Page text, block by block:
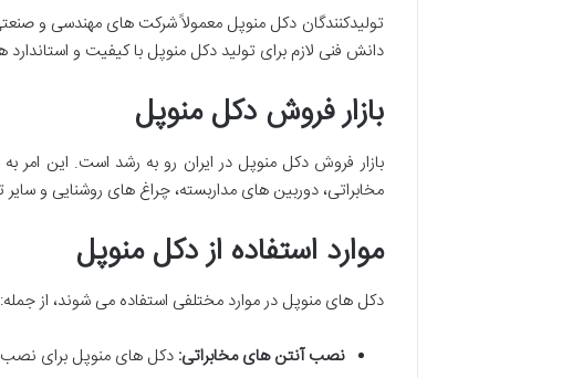
تولیدکنندگان دکل منوپل معمولاً شرکت های مهندسی و
دانش فنی لازم برای تولید دکل منوپل با کیفیت و استاندارد
بازار فروش دکل منوپل
بازار فروش دکل منوپل در ایران رو به رشد است. این
مخابراتی، دوربین های مداربسته، چراغ های روشنایی و
موارد استفاده از دکل منوپل
دکل های منوپل در موارد مختلفی استفاده می شوند، از جمله:
نصب آنتن های مخابراتی: دکل های منوپل برای نصب